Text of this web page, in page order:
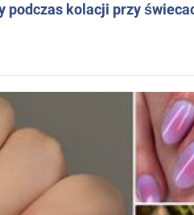
podczas kolacji przy